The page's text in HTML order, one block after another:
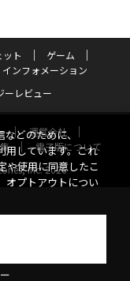
ット
ゲーム
インフォメーション
ーレビュー
運営会社
電子版について
Inc. 2026
どのために、
用しています。これ
や使用に同意したこ
オプトアウトについ